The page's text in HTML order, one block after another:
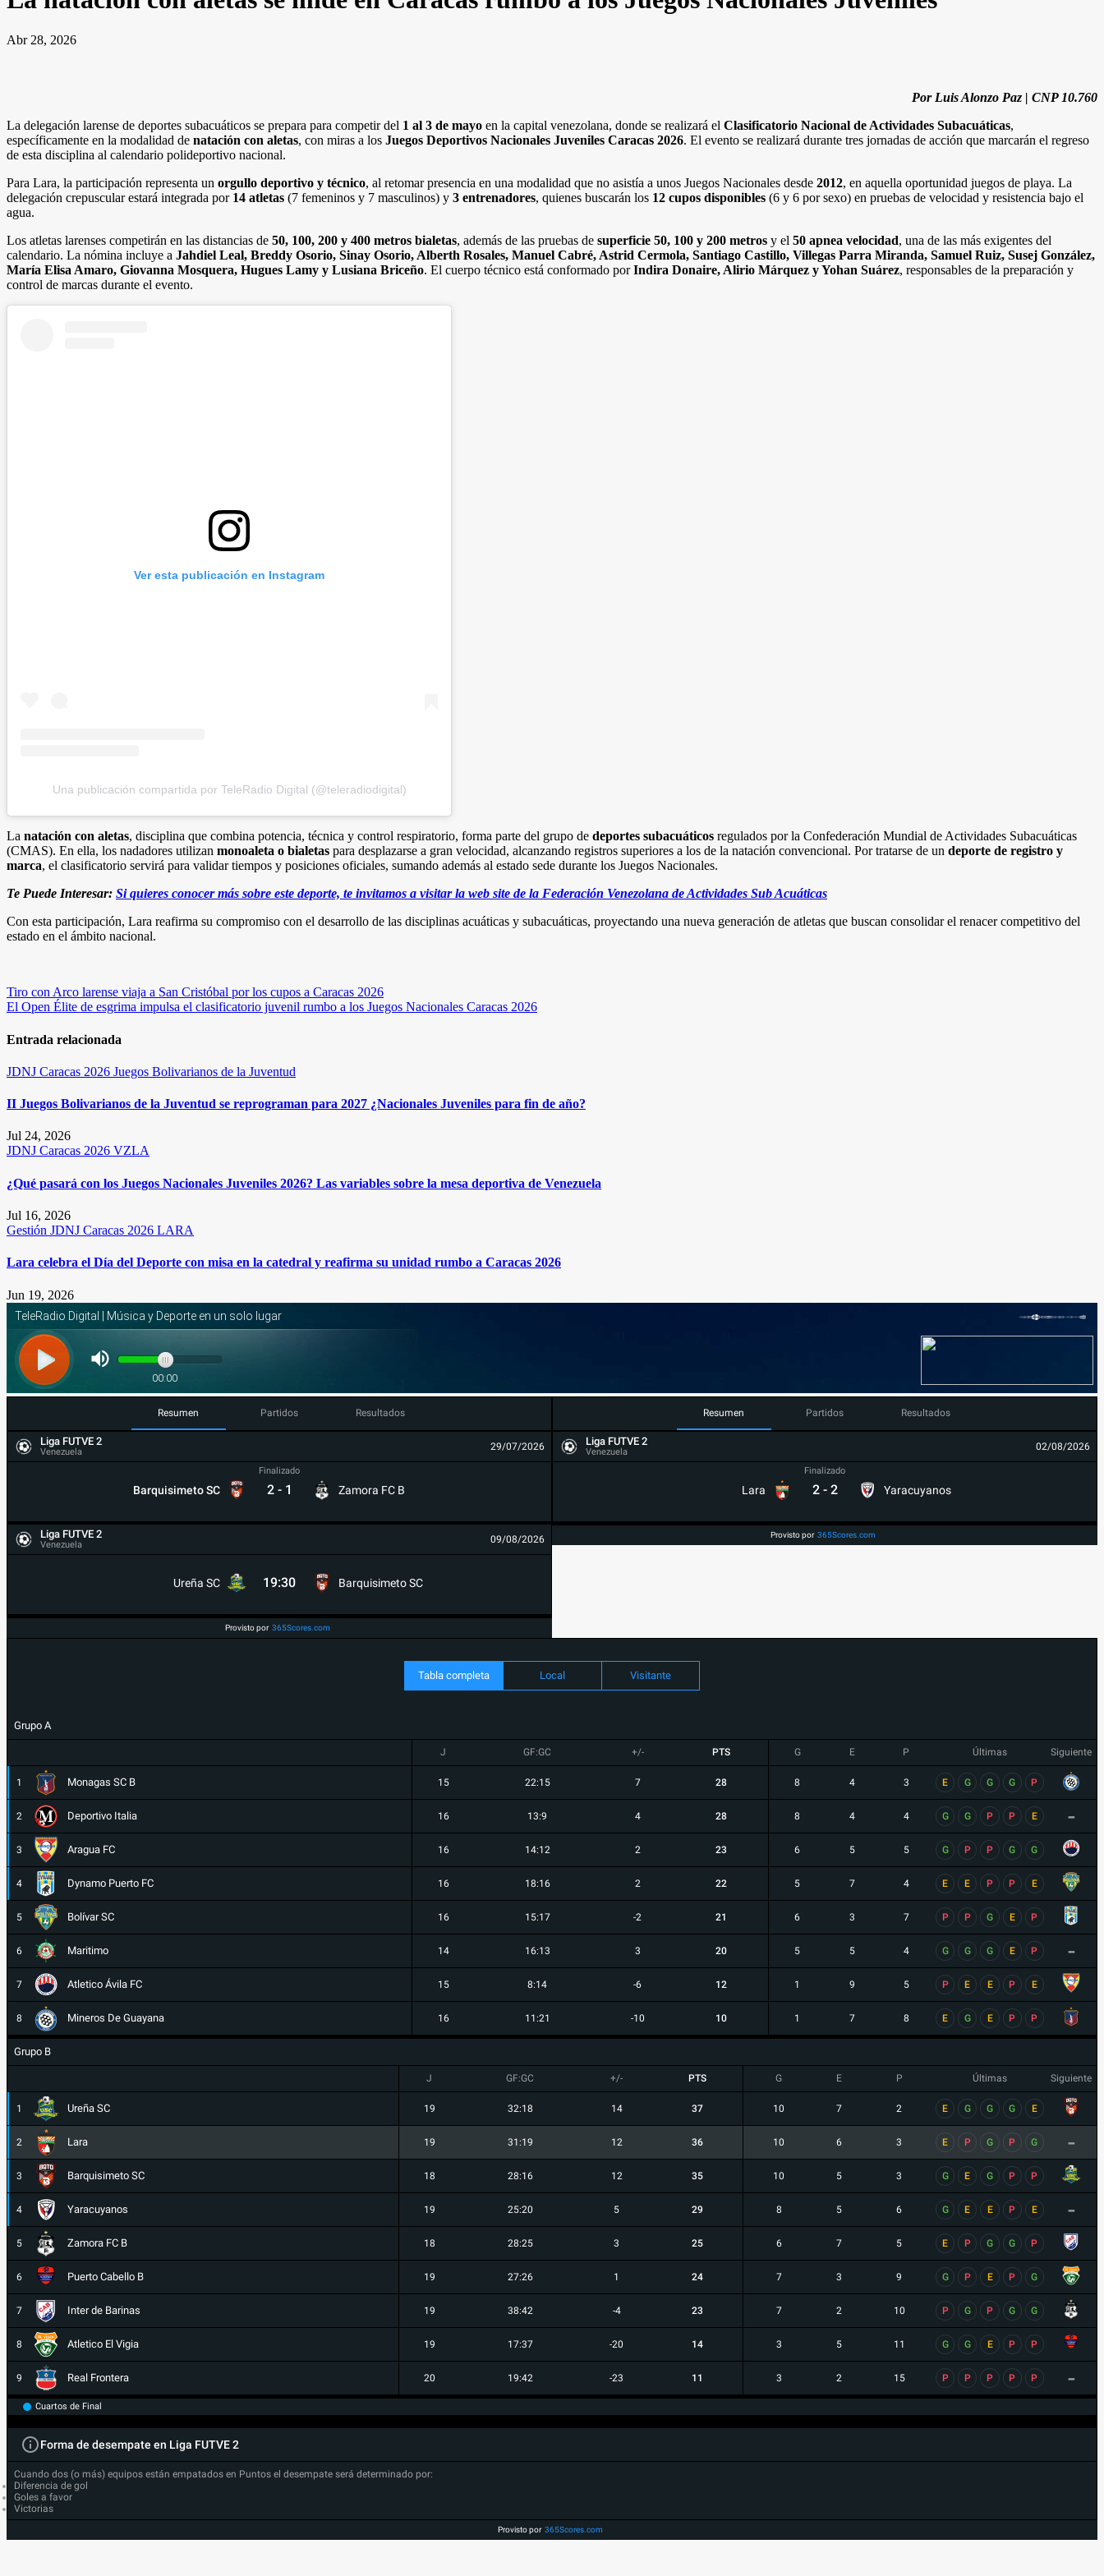
Abr 28, 2026
Por Luis Alonzo Paz | CNP 10.760
La delegación larense de deportes subacuáticos se prepara para competir del 1 al 3 de mayo en la capital venezolana, donde se realizará el Clasificatorio Nacional de Actividades Subacuáticas,
específicamente en la modalidad de natación con aletas, con miras a los Juegos Deportivos Nacionales Juveniles Caracas 2026. El evento se realizará durante tres jornadas de acción que marcarán el regreso
de esta disciplina al calendario polideportivo nacional.
Para Lara, la participación representa un orgullo deportivo y técnico, al retomar presencia en una modalidad que no asistía a unos Juegos Nacionales desde 2012, en aquella oportunidad juegos de playa. La
delegación crepuscular estará integrada por 14 atletas (7 femeninos y 7 masculinos) y 3 entrenadores, quienes buscarán los 12 cupos disponibles (6 y 6 por sexo) en pruebas de velocidad y resistencia bajo el
agua.
Los atletas larenses competirán en las distancias de 50, 100, 200 y 400 metros bialetas, además de las pruebas de superficie 50, 100 y 200 metros y el 50 apnea velocidad, una de las más exigentes del
calendario. La nómina incluye a Jahdiel Leal, Breddy Osorio, Sinay Osorio, Alberth Rosales, Manuel Cabré, Astrid Cermola, Santiago Castillo, Villegas Parra Miranda, Samuel Ruiz, Susej González,
María Elisa Amaro, Giovanna Mosquera, Hugues Lamy y Lusiana Briceño. El cuerpo técnico está conformado porIndira Donaire, Alirio Márquez y Yohan Suárez, responsables de la preparación y
control de marcas durante el evento.
Ver esta publicación en Instagram
Una publicación compartida por TeleRadio Digital (@teleradiodigital)
La natación con aletas, disciplina que combina potencia, técnica y control respiratorio, forma parte del grupo de deportes subacuáticos regulados por la Confederación Mundial de Actividades Subacuáticas
(CMAS). En ella, los nadadores utilizan monoaleta o bialetas para desplazarse a gran velocidad, alcanzando registros superiores a los de la natación convencional. Por tratarse de un deporte de registro y
marca, el clasificatorio servirá para validar tiempos y posiciones oficiales, sumando además al estado sede durante los Juegos Nacionales.
Te Puede Interesar: Si quieres conocer más sobre este deporte, te invitamos a visitar la web site de la Federación Venezolana de Actividades Sub Acuáticas
Con esta participación, Lara reafirma su compromiso con el desarrollo de las disciplinas acuáticas y subacuáticas, proyectando una nueva generación de atletas que buscan consolidar el renacer competitivo del
estado en el ámbito nacional.
Navegación
de
entradas
Tiro con Arco larense viaja a San Cristóbal por los cupos a Caracas 2026
El Open Élite de esgrima impulsa el clasificatorio juvenil rumbo a los Juegos Nacionales Caracas 2026
Entrada relacionada
JDNJ Caracas 2026 Juegos Bolivarianos de la Juventud
II Juegos Bolivarianos de la Juventud se reprograman para 2027 ¿Nacionales Juveniles para fin de año?
Jul 24, 2026
JDNJ Caracas 2026 VZLA
¿Qué pasará con los Juegos Nacionales Juveniles 2026? Las variables sobre la mesa deportiva de Venezuela
Jul 16, 2026
Gestión JDNJ Caracas 2026 LARA
Lara celebra el Día del Deporte con misa en la catedral y reafirma su unidad rumbo a Caracas 2026
Jun 19, 2026
Resumen Partidos Resultados
Liga FUTVE 2
Venezuela 29/07/2026
Barquisimeto SC
Finalizado
2 - 1 Zamora FC B
Liga FUTVE 2
Venezuela 09/08/2026
Ureña SC 19:30 Barquisimeto SC
Provisto por 365Scores.com
Resumen Partidos Resultados
Liga FUTVE 2
Venezuela 02/08/2026
Lara
Finalizado
2 - 2 Yaracuyanos
Provisto por 365Scores.com
Tabla completa Local Visitante
Grupo A
J GF:GC +/- PTS G E P Últimas Siguiente
1 Monagas SC B 15 22:15 7 28 8 4 3 E G G G P
2 Deportivo Italia 16 13:9 4 28 8 4 4 G G P P E -
3 Aragua FC 16 14:12 2 23 6 5 5 G P P G G
4 Dynamo Puerto FC 16 18:16 2 22 5 7 4 E E P P E
5 Bolívar SC 16 15:17 -2 21 6 3 7 P P G E P
6 Maritimo 14 16:13 3 20 5 5 4 G G G E P -
7 Atletico Ávila FC 15 8:14 -6 12 1 9 5 P E E P E
8 Mineros De Guayana 16 11:21 -10 10 1 7 8 E G E P P
Grupo B
J GF:GC +/- PTS G E P Últimas Siguiente
1 Ureña SC 19 32:18 14 37 10 7 2 E G G G E
2 Lara 19 31:19 12 36 10 6 3 E P G P G -
3 Barquisimeto SC 18 28:16 12 35 10 5 3 G E G P P
4 Yaracuyanos 19 25:20 5 29 8 5 6 G E E P E -
5 Zamora FC B 18 28:25 3 25 6 7 5 E P G G P
6 Puerto Cabello B 19 27:26 1 24 7 3 9 G P E P G
7 Inter de Barinas 19 38:42 -4 23 7 2 10 P G P G G
8 Atletico El Vigia 19 17:37 -20 14 3 5 11 G G E P P
9 Real Frontera 20 19:42 -23 11 3 2 15 P P P P P -
Cuartos de Final
Forma de desempate en Liga FUTVE 2
Cuando dos (o más) equipos están empatados en Puntos el desempate será determinado por:
Diferencia de gol
Goles a favor
Victorias
Provisto por 365Scores.com